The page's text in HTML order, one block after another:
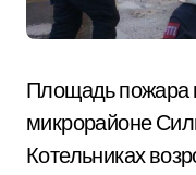
Площадь пожара
микрорайоне
Котельниках